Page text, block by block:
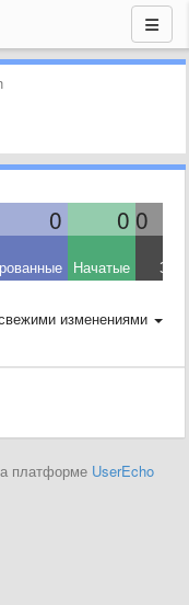
0 0 0
Начатые
изменениями
платформе UserEcho